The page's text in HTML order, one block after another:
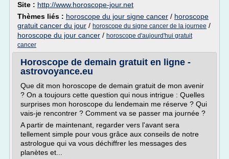
Site : http://www.horoscope-jour.net
Thèmes liés : horoscope du jour signe cancer / horoscope
gratuit cancer du jour / horoscope du signe cancer de la journee /
horoscope du jour cancer / horoscope d'aujourd'hui gratuit
cancer
Horoscope de demain gratuit en ligne -
astrovoyance.eu
Que dit mon horoscope de demain gratuit de mon avenir
? On a toujours cette question qui nous intrigue : Quelles
surprises mon horoscope du lendemain me réserve ? Qui
vais-je rencontrer ? Comment va se passer ma journée ?
A partir de maintenant, regarder vers l'avant sera
tellement simple pour vous grâce aux conseils de notre
astrologue qui va vous déchiffrer les messages des
planètes et...